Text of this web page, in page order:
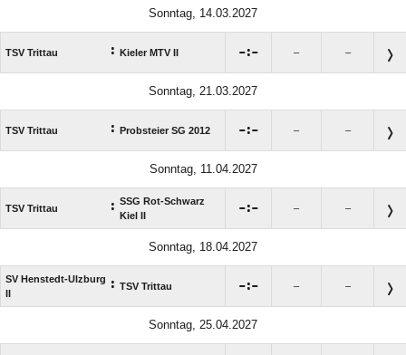
Sonntag, 14.03.2027
TSV Trittau : Kieler MTV II : – –
Sonntag, 21.03.2027
TSV Trittau : Probsteier SG 2012 : – –
Sonntag, 11.04.2027
TSV Trittau : SSG Rot-Schwarz
Kiel II
: – –
Sonntag, 18.04.2027
SV Henstedt-Ulzburg
II
: TSV Trittau : – –
Sonntag, 25.04.2027